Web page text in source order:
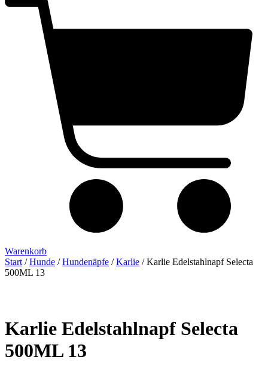
Warenkorb
Start /Hunde /Hundenäpfe /Karlie / Karlie Edelstahlnapf Selecta
500ML 13
Karlie Edelstahlnapf Selecta
500ML 13